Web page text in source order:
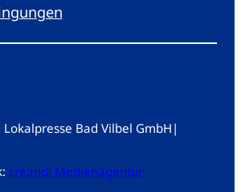
Bad Vilbel GmbH |
creandi Medienagentur